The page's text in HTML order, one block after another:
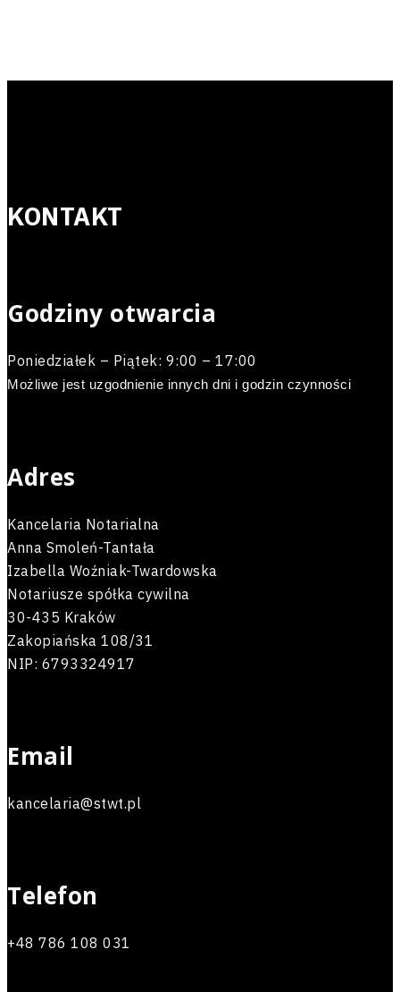
KONTAKT
Godziny otwarcia
Poniedziałek – Piątek: 9:00 – 17:00
Możliwe jest uzgodnienie innych dni i godzin czynności
Adres
Kancelaria Notarialna
Anna Smoleń-Tantała
Izabella Woźniak-Twardowska
Notariusze spółka cywilna
30-435 Kraków
Zakopiańska 108/31
NIP: 6793324917
Email
kancelaria@stwt.pl
Telefon
+48 786 108 031